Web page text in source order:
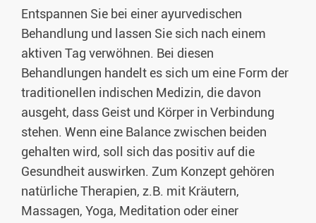
Entspannen Sie bei einer ayurvedischen
Behandlung und lassen Sie sich nach einem
aktiven Tag verwöhnen. Bei diesen
Behandlungen handelt es sich um eine Form der
traditionellen indischen Medizin, die davon
ausgeht, dass Geist und Körper in Verbindung
stehen. Wenn eine Balance zwischen beiden
gehalten wird, soll sich das positiv auf die
Gesundheit auswirken. Zum Konzept gehören
natürliche Therapien, z.B. mit Kräutern,
Massagen, Yoga, Meditation oder einer